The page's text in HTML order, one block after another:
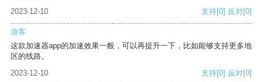
2023-12-10
支持[0] 反对[0]
游客
这款加速器app的加速效果一般，可以再提升一下，比如能够支持更多地
区的线路。
2023-12-10
支持[0] 反对[0]